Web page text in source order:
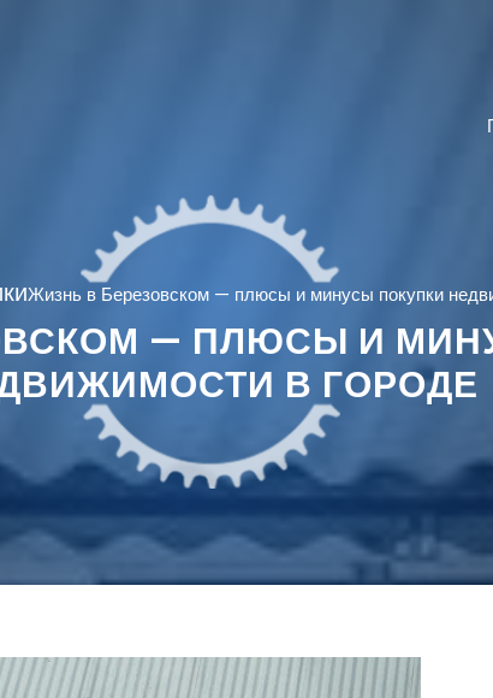
Жизнь в Березовском — плюсы и минусы покупки
— ПЛЮСЫ И
В ГОРОДЕ